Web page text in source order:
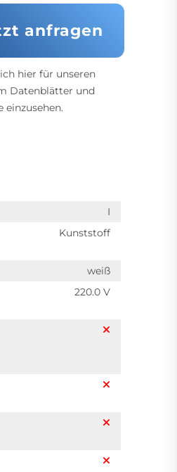
anfragen
hier für unseren
Datenblätter und
einzusehen.
I
Kunststoff
weiß
220.0 V